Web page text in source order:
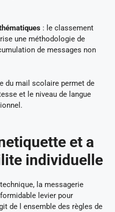
: le classement
une méthodologie de
de messages non
du mail scolaire permet de
et le niveau de langue
et a
individuelle
la messagerie
levier pour
de l ensemble des règles de